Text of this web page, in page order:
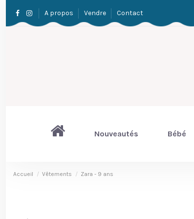
A propos Vendre Contact
Nouveautés Bébé
Accueil Vêtements Zara - 9 ans